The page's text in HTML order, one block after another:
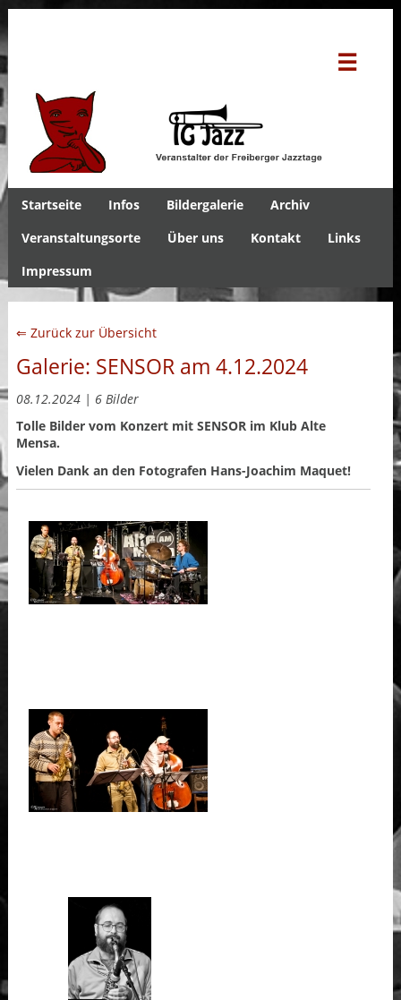
☰
Startseite Infos Bildergalerie
Archiv
Veranstaltungsorte
Über uns Kontakt
Links
Impressum
⇐ Zurück zur Übersicht
Galerie: SENSOR am 4.12.2024
08.12.2024 | 6 Bilder
Tolle Bilder vom Konzert mit SENSOR im Klub Alte
Mensa.
Vielen Dank an den Fotografen Hans-Joachim Maquet!